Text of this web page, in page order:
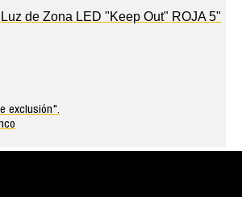
de Zona LED "Keep Out" ROJA 5"
exclusión".